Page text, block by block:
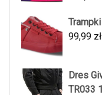
99,99 zł
Dres
TR033